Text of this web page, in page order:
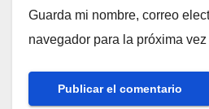
Guarda mi nombre, correo
navegador para la próxima